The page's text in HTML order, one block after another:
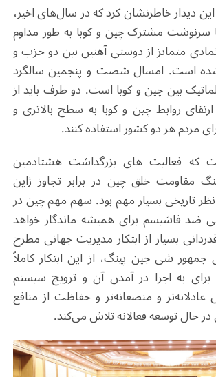
دیدار خاطرنشان کرد که در سال‌های اخیر،
سرنوشت مشترک چین و کوبا به طور مداوم
متمایز از دوستی آهنین بین دو حزب و
است. امسال شصت و پنجمین سالگرد
بین چین و کوبا است. دو طرف باید از
روابط چین و کوبا به سطح بالاتری و
مردم هر دو کشور استفاده کنند.
که فعالیت های بزرگداشت هشتادمین
مقاومت خلق چین در برابر تجاوز ژاپن
نظر تاریخی بسیار مهم بود. سهم مهم چین در
ضد فاشیسم برای همیشه ماندگار خواهد
بسیار از ابتکار مدیریت جهانی مطرح
شی جین پینگ، از این ابتکار کاملاً
به اجرا در آمدن آن و ترویج سیستم
عادلانه‌تر و منصفانه‌تر و حفاظت از منافع
حال توسعه فعالانه تلاش می‌کند.